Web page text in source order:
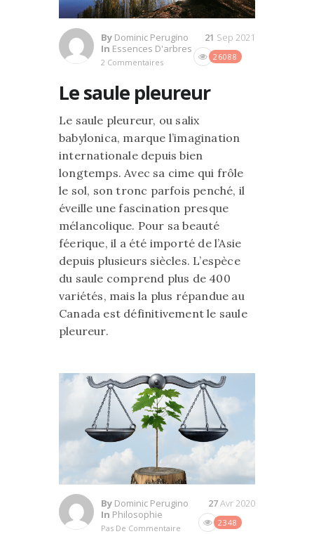
By Dominic Perugino
In Essences D'arbres
2 Commentaires
26088
21 Sep 2021
Le saule pleureur
Le saule pleureur, ou salix
babylonica, marque l’imagination
internationale depuis bien
longtemps. Avec sa cime qui frôle
le sol, son tronc parfois penché, il
éveille une fascination presque
mélancolique. Pour sa beauté
féerique, il a été importé de l’Asie
depuis plusieurs siècles. L’espèce
du saule comprend plus de 400
variétés, mais la plus répandue au
Canada est définitivement le saule
pleureur.
By Dominic Perugino
In Philosophie
Pas De Commentaire
2348
27Avr 2020